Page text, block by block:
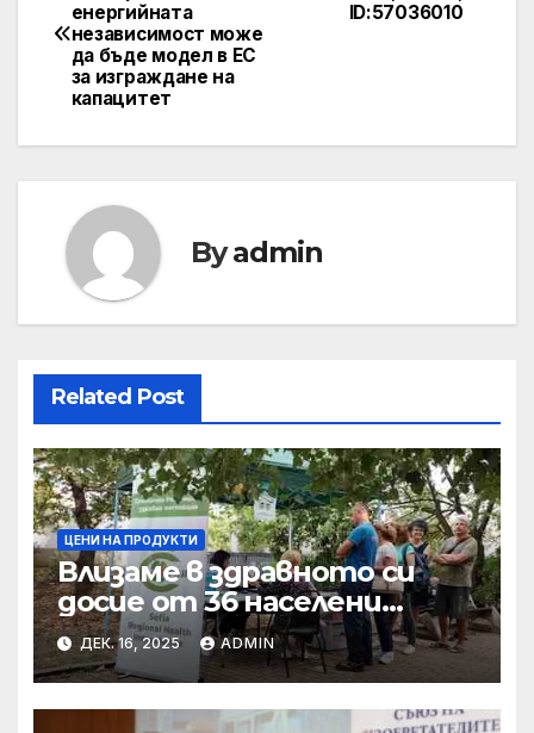
ID:57036010
енергийната
независимост може
да бъде модел в ЕС
за изграждане на
капацитет
Byadmin
Related Post
ЦЕНИ НА ПРОДУКТИ
Влизаме в здравното си
досие от 36 населени
места • МЗ
ДЕК. 16, 2025 ADMIN